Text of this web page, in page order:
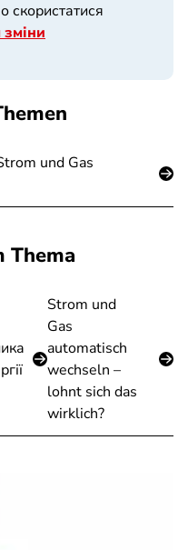
скористатися
und Gas
Thema
Strom und
Gas
automatisch
wechseln –
lohnt sich das
wirklich?